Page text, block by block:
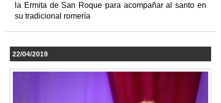
la Ermita de San Roque para acompañar al santo en
su tradicional romería
22/04/2019